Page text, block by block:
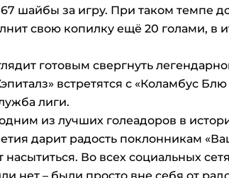
шайбы за игру. При таком темпе
свою копилку ещё 20 голами, в
готовым свергнуть
встретятся с «Коламбус
лиги.
из лучших голеадоров в
дарит радость поклонникам
насытиться. Во всех социальных